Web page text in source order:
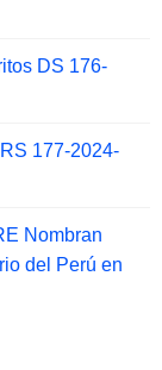
DS 176-
177-2024-
Nombran
del Perú en